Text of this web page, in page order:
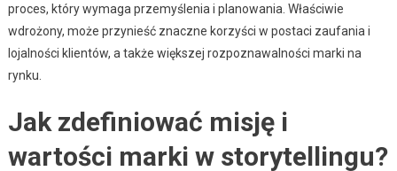
proces, który wymaga przemyślenia i planowania. Właściwie
wdrożony, może przynieść znaczne korzyści w postaci zaufania i
lojalności klientów, a także większej rozpoznawalności marki na
rynku.
Jak zdefiniować misję i
wartości marki w storytellingu?